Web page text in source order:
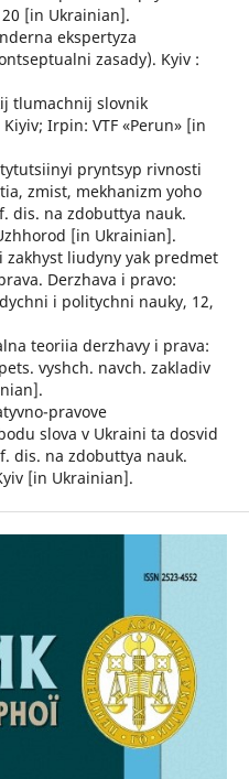
[in Ukrainian].
ekspertyza
zasady). Kyiv :
tlumachnij slovnik
Irpin: VTF «Perun» [in
pryntsyp rivnosti
zmist, mekhanizm yoho
dis. na zdobuttya nauk.
[in Ukrainian].
zakhyst liudyny yak predmet
Derzhava i pravo:
i politychni nauky, 12,
teoriia derzhavy i prava:
vyshch. navch. zakladiv
pravove
slova v Ukraini ta dosvid
dis. na zdobuttya nauk.
[in Ukrainian].